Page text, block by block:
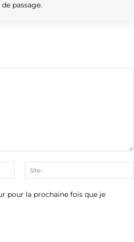
passage.
Email
:*
:
pour la prochaine fois que je